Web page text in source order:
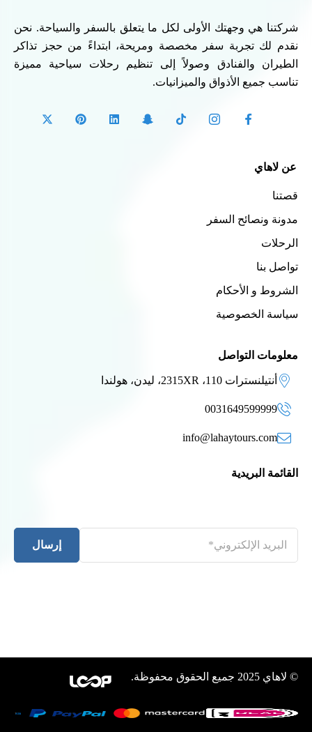
شركتنا هي وجهتك الأولى لكل ما يتعلق بالسفر والسياحة. نحن
نقدم لك تجربة سفر مخصصة ومريحة، ابتداءً من حجز تذاكر
الطيران والفنادق وصولاً إلى تنظيم رحلات سياحية مميزة
تناسب جميع الأذواق والميزانيات.
عن لاهاي
قصتنا
مدونة ونصائح السفر
الرحلات
تواصل بنا
الشروط و الأحكام
سياسة الخصوصية
معلومات التواصل
أنتيلنسترات 110، 2315XR، ليدن، هولندا
0031649599999
info@lahaytours.com
القائمة البريدية
إرسال
© لاهاي 2025 جميع الحقوق محفوظة.